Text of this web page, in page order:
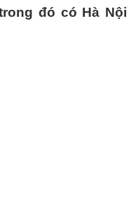
đó có Hà Nội